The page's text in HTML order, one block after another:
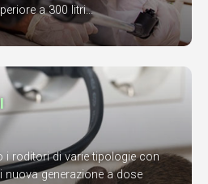
a 300 litri...
i roditori di varie tipologie con
generazione a dose